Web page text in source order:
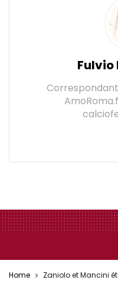
Fulvio
Home Zaniolo et Mancini